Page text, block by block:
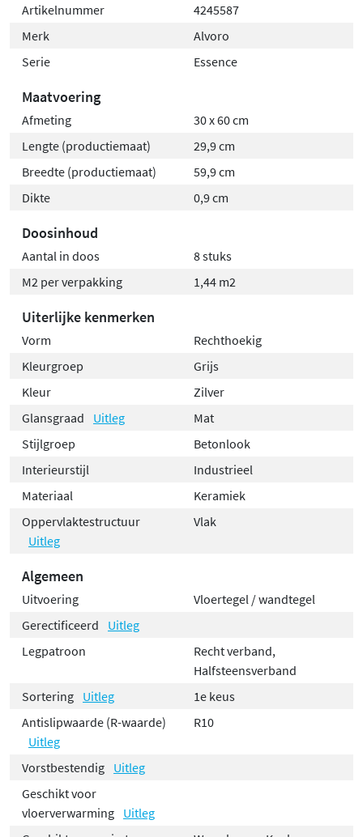
Artikelnummer
4245587
Merk
Alvoro
Serie
Essence
Maatvoering
Afmeting
30 x 60 cm
Lengte (productiemaat)
29,9 cm
Breedte (productiemaat)
59,9 cm
Dikte
0,9 cm
Doosinhoud
Aantal in doos
8 stuks
M2 per verpakking
1,44 m2
Uiterlijke kenmerken
Vorm
Rechthoekig
Kleurgroep
Grijs
Kleur
Zilver
Glansgraad
Uitleg
Mat
Stijlgroep
Betonlook
Interieurstijl
Industrieel
Materiaal
Keramiek
Oppervlaktestructuur
Uitleg
Vlak
Algemeen
Uitvoering
Vloertegel / wandtegel
Gerectificeerd
Uitleg
Legpatroon
Recht verband,
Halfsteensverband
Sortering Uitleg
1e keus
Antislipwaarde (R-waarde)
Uitleg
R10
Vorstbestendig Uitleg
Geschikt voor
vloerverwarming Uitleg